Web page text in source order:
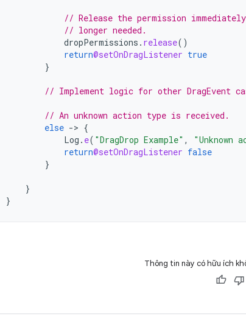
// Release the permission
// longer needed.
dropPermissions . release()
return@setOnDragListener true
}
// Implement logic for other DragEvent
// An unknown action type is received.
else -> {
Log . e( "DragDrop Example" , "Unknown
return@setOnDragListener false
}
}
}
Thông tin này có hữu ích